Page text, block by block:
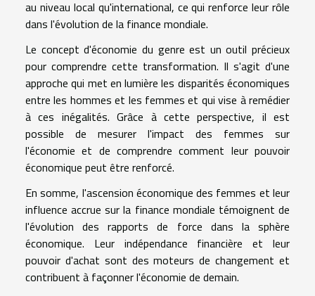
au niveau local qu'international, ce qui renforce leur rôle
dans l'évolution de la finance mondiale.
Le concept d'économie du genre est un outil précieux
pour comprendre cette transformation. Il s'agit d'une
approche qui met en lumière les disparités économiques
entre les hommes et les femmes et qui vise à remédier
à ces inégalités. Grâce à cette perspective, il est
possible de mesurer l'impact des femmes sur
l'économie et de comprendre comment leur pouvoir
économique peut être renforcé.
En somme, l'ascension économique des femmes et leur
influence accrue sur la finance mondiale témoignent de
l'évolution des rapports de force dans la sphère
économique. Leur indépendance financière et leur
pouvoir d'achat sont des moteurs de changement et
contribuent à façonner l'économie de demain.